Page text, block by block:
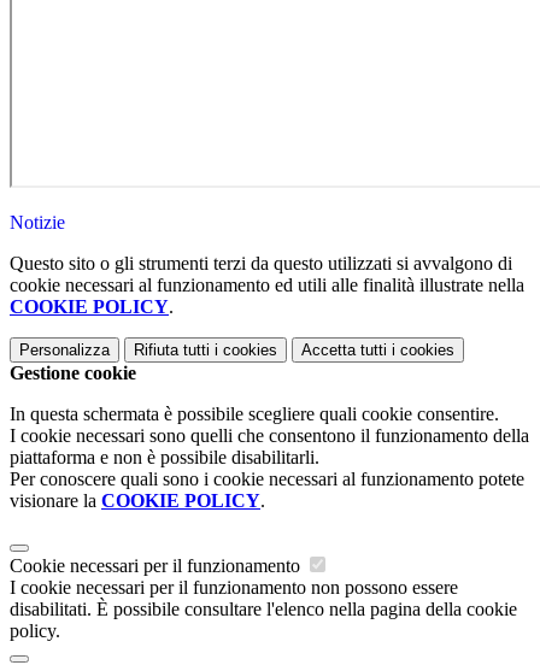
Notizie
Questo sito o gli strumenti terzi da questo utilizzati si avvalgono di
cookie necessari al funzionamento ed utili alle finalità illustrate nella
COOKIE POLICY.
Personalizza Rifiuta tutti i cookies Accetta tutti i cookies
Gestione cookie
In questa schermata è possibile scegliere quali cookie consentire.
I cookie necessari sono quelli che consentono il funzionamento della
piattaforma e non è possibile disabilitarli.
Per conoscere quali sono i cookie necessari al funzionamento potete
visionare la COOKIE POLICY.
Cookie necessari per il funzionamento
I cookie necessari per il funzionamento non possono essere
disabilitati. È possibile consultare l'elenco nella pagina della cookie
policy.